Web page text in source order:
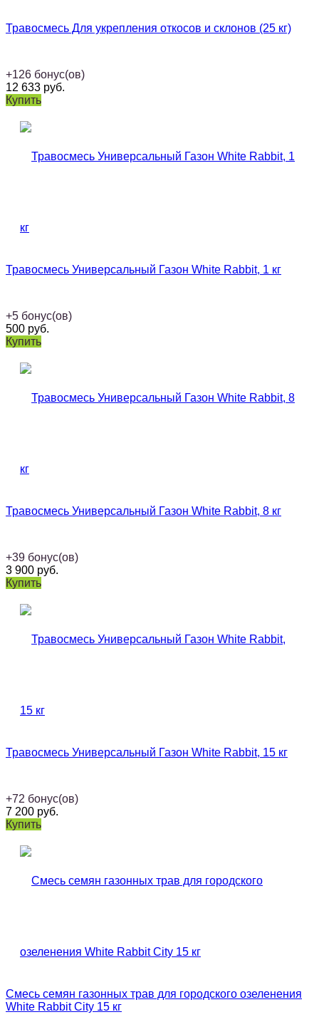
Травосмесь Для укрепления откосов и склонов (25 кг)
+126 бонус(ов)
12 633 руб.
Купить
Травосмесь Универсальный Газон White Rabbit, 1 кг
+5 бонус(ов)
500 руб.
Купить
Травосмесь Универсальный Газон White Rabbit, 8 кг
+39 бонус(ов)
3 900 руб.
Купить
Травосмесь Универсальный Газон White Rabbit, 15 кг
+72 бонус(ов)
7 200 руб.
Купить
Смесь семян газонных трав для городского озеленения
White Rabbit City 15 кг